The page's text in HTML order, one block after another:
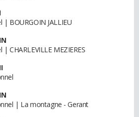
| BOURGOIN JALLIEU
CHARLEVILLE MEZIERES
| La montagne - Gerant